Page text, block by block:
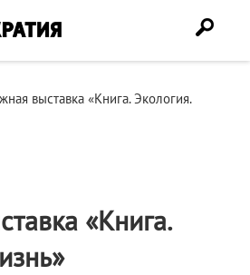
выставка «Книга. Экология.
«Книга.